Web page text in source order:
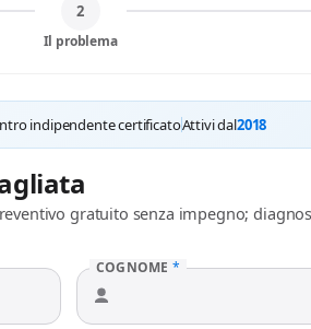
2
Il problema
indipendente certificatoAttivi dal2018
gratuito senza impegno;
COGNOME *